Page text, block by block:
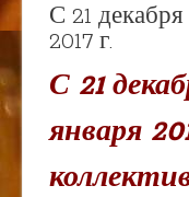
С 21 декабря
2017 г.
С 21
января